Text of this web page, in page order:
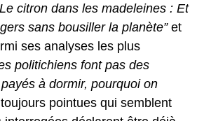
citron dans les madeleines : Et
sans bousiller la planète”et
ses analyses les plus
politichiens font pas des
à dormir, pourquoi on
pointues qui semblent